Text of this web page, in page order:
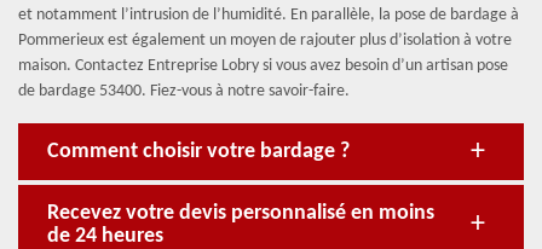
et notamment l’intrusion de l’humidité. En parallèle, la pose de bardage à
Pommerieux est également un moyen de rajouter plus d’isolation à votre
maison. Contactez Entreprise Lobry si vous avez besoin d’un artisan pose
de bardage 53400. Fiez-vous à notre savoir-faire.
Comment choisir votre bardage ?
Recevez votre devis personnalisé en moins
de 24 heures